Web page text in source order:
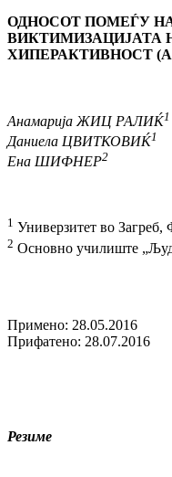
ОДНОСОТ ПОМЕЃУ
ВИКТИМИЗАЦИЈАТА
ХИПЕРАКТИВНОСТ
Анамарија ЖИЦ РАЛИЌ1
Даниела ЦВИТКОВИЌ1
Ена ШИФНЕР2
1 Универзитет во Загреб,
2 Основно училиште
Примено: 28.05.2016
Прифатено: 28.07.2016
Резиме